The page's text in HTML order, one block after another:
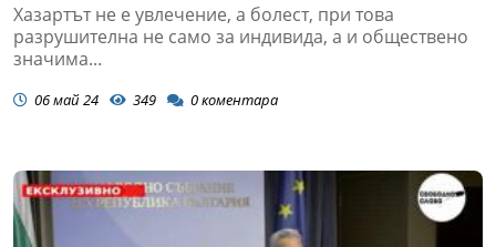
Хазартът не е увлечение, а болест, при това
разрушителна не само за индивида, а и обществено
значима...
06 май 24 349 0коментара